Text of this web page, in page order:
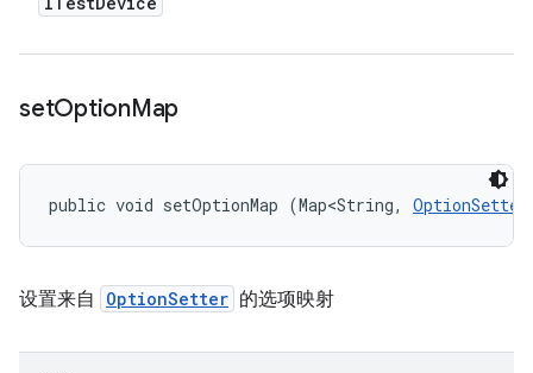
setOptionMap
public void setOptionMap (Map<String,
设置来自 OptionSetter 的选项映射